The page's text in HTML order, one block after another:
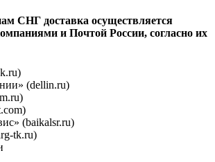
СНГ доставка осуществляется
и Почтой России, согласно их
(dellin.ru)
(baikalsr.ru)
tk.ru)